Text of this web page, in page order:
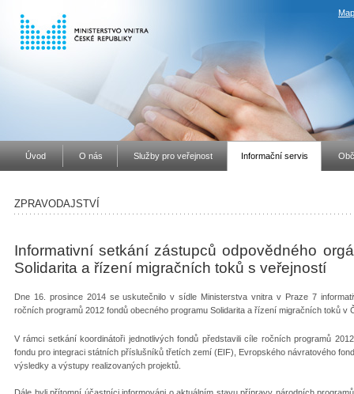
Úvod O nás Služby pro veřejnost Informační servis
ZPRAVODAJSTVÍ
Informativní setkání zástupců odpovědného
Solidarita a řízení migračních toků s veřejností
Dne 16. prosince 2014 se uskutečnilo v sídle Ministerstva vnitra v Praze 7
ročních programů 2012 fondů obecného programu Solidarita a řízení migračních toků
V rámci setkání koordinátoři jednotlivých fondů představili cíle ročních programů
fondu pro integraci státních příslušníků třetích zemí (EIF), Evropského návratového
výsledky a výstupy realizovaných projektů.